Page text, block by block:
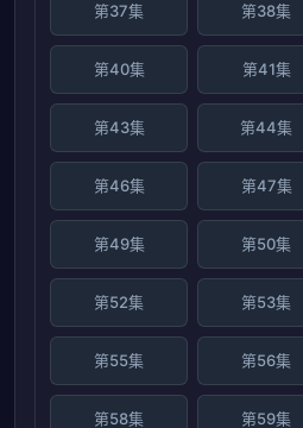
第37集 第38集
第40集 第41集
第43集 第44集
第46集 第47集
第49集 第50集
第52集 第53集
第55集 第56集
第58集 第59集